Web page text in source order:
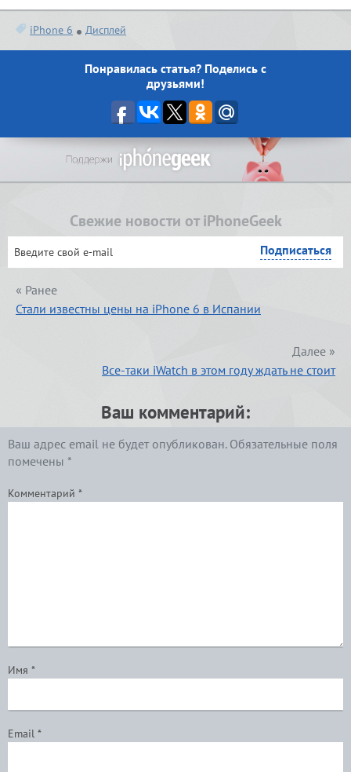
iPhone 6 Дисплей
Понравилась статья? Поделись с
друзьями!
Свежие новости от iPhoneGeek
« Ранее
Стали известны цены на iPhone 6 в Испании
Далее »
Все-таки iWatch в этом году ждать не стоит
Ваш комментарий:
Ваш адрес email не будет опубликован. Обязательные поля
помечены *
Комментарий *
Имя *
Email *